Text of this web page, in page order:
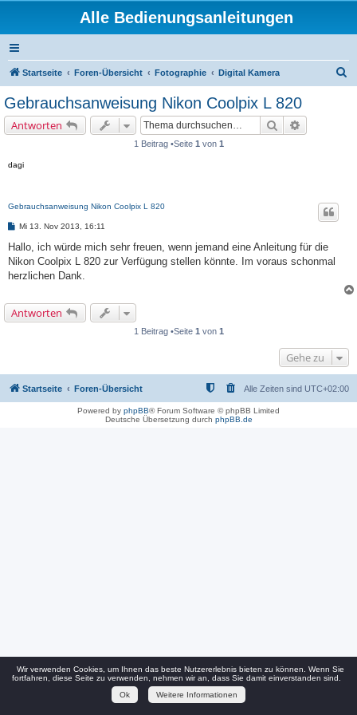
Alle Bedienungsanleitungen
Startseite Foren-Übersicht Fotographie Digital Kamera
Gebrauchsanweisung Nikon Coolpix L 820
Antworten Suche
1 Beitrag •Seite 1 von 1
dagi
Gebrauchsanweisung Nikon Coolpix L 820
B
i
r
a
Mi 13. Nov 2013, 16:11
Hallo, ich würde mich sehr freuen, wenn jemand eine Anleitung für die
Nikon Coolpix L 820 zur Verfügung stellen könnte. Im voraus schonmal
herzlichen Dank.
Antworten
1 Beitrag •Seite 1 von 1
Gehe zu
Startseite Foren-Übersicht Alle Zeiten sind UTC+02:00
Powered by phpBB® Forum Software © phpBB Limited
Deutsche Übersetzung durch phpBB.de
Wir verwenden Cookies, um Ihnen das beste Nutzererlebnis bieten zu können. Wenn Sie
fortfahren, diese Seite zu verwenden, nehmen wir an, dass Sie damit einverstanden sind.
Ok
Weitere Informationen